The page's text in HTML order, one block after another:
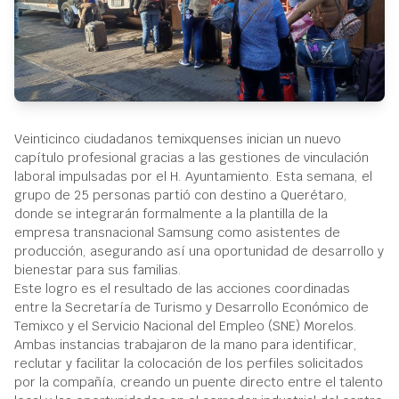
Veinticinco ciudadanos temixquenses inician un nuevo
capítulo profesional gracias a las gestiones de vinculación
laboral impulsadas por el H. Ayuntamiento. Esta semana, el
grupo de 25 personas partió con destino a Querétaro,
donde se integrarán formalmente a la plantilla de la
empresa transnacional Samsung como asistentes de
producción, asegurando así una oportunidad de desarrollo y
bienestar para sus familias.
Este logro es el resultado de las acciones coordinadas
entre la Secretaría de Turismo y Desarrollo Económico de
Temixco y el Servicio Nacional del Empleo (SNE) Morelos.
Ambas instancias trabajaron de la mano para identificar,
reclutar y facilitar la colocación de los perfiles solicitados
por la compañía, creando un puente directo entre el talento